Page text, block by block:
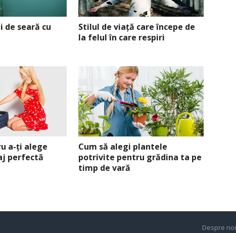
de seară cu
Stilul de viață care începe de
la felul în care respiri
a-ți alege
perfectă
Cum să alegi plantele
potrivite pentru grădina ta pe
timp de vară
Despre noi